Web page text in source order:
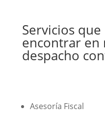
Servicios
encontrar en
despacho
Asesoría Fiscal